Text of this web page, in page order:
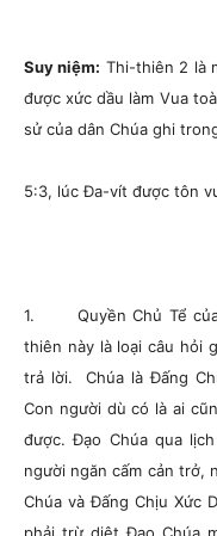
Suy niệm: Thi-thiên 2 là
được xức dầu làm Vua
sử của dân Chúa ghi
5:3, lúc Đa-vít được tôn
1. Quyền Chủ Tể của
thiên này là loại câu hỏi
trả lời. Chúa là Đấng
Con người dù có là ai
được. Đạo Chúa qua
người ngăn cấm cản trở,
Chúa và Đấng Chịu Xức